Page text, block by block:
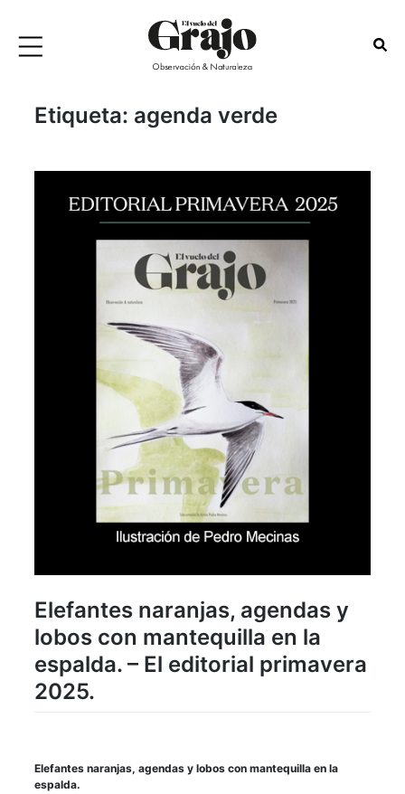
Etiqueta: agenda verde
Elefantes naranjas, agendas y
lobos con mantequilla en la
espalda. – El editorial primavera
2025.
Elefantes naranjas, agendas y lobos con mantequilla en la
espalda.